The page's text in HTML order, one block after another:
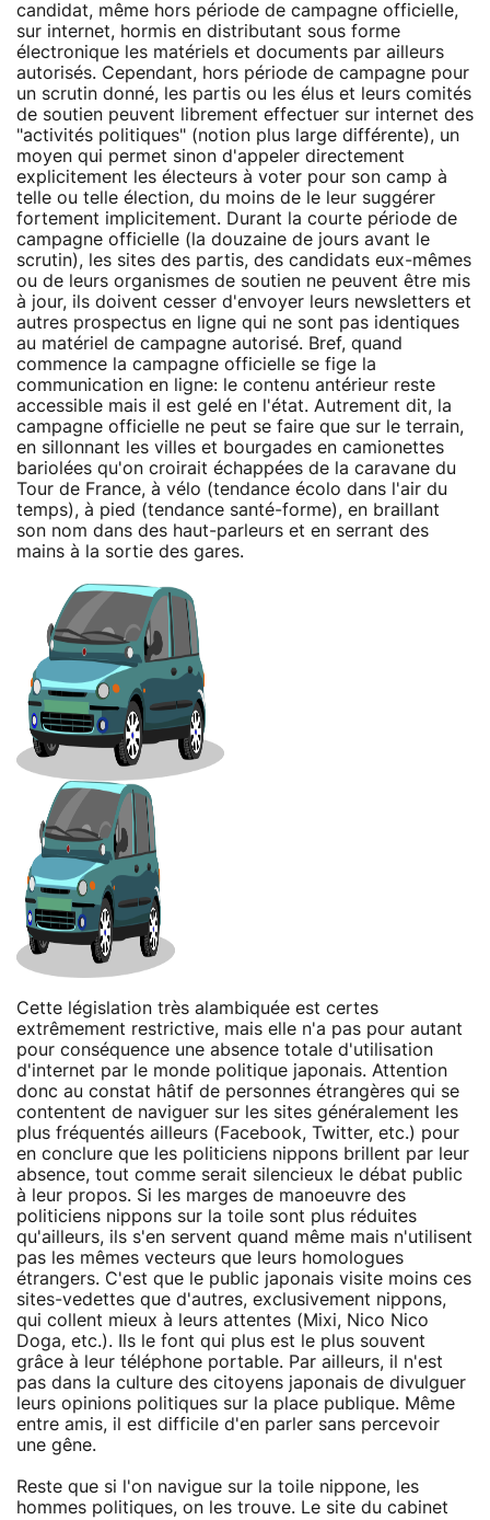
candidat, même hors période de campagne officielle,
sur internet, hormis en distributant sous forme
électronique les matériels et documents par ailleurs
autorisés. Cependant, hors période de campagne pour
un scrutin donné, les partis ou les élus et leurs comités
de soutien peuvent librement effectuer sur internet des
"activités politiques" (notion plus large différente), un
moyen qui permet sinon d'appeler directement
explicitement les électeurs à voter pour son camp à
telle ou telle élection, du moins de le leur suggérer
fortement implicitement. Durant la courte période de
campagne officielle (la douzaine de jours avant le
scrutin), les sites des partis, des candidats eux-mêmes
ou de leurs organismes de soutien ne peuvent être mis
à jour, ils doivent cesser d'envoyer leurs newsletters et
autres prospectus en ligne qui ne sont pas identiques
au matériel de campagne autorisé. Bref, quand
commence la campagne officielle se fige la
communication en ligne: le contenu antérieur reste
accessible mais il est gelé en l'état. Autrement dit, la
campagne officielle ne peut se faire que sur le terrain,
en sillonnant les villes et bourgades en camionettes
bariolées qu'on croirait échappées de la caravane du
Tour de France, à vélo (tendance écolo dans l'air du
temps), à pied (tendance santé-forme), en braillant
son nom dans des haut-parleurs et en serrant des
mains à la sortie des gares.
Cette législation très alambiquée est certes
extrêmement restrictive, mais elle n'a pas pour autant
pour conséquence une absence totale d'utilisation
d'internet par le monde politique japonais. Attention
donc au constat hâtif de personnes étrangères qui se
contentent de naviguer sur les sites généralement les
plus fréquentés ailleurs (Facebook, Twitter, etc.) pour
en conclure que les politiciens nippons brillent par leur
absence, tout comme serait silencieux le débat public
à leur propos. Si les marges de manoeuvre des
politiciens nippons sur la toile sont plus réduites
qu'ailleurs, ils s'en servent quand même mais n'utilisent
pas les mêmes vecteurs que leurs homologues
étrangers. C'est que le public japonais visite moins ces
sites-vedettes que d'autres, exclusivement nippons,
qui collent mieux à leurs attentes (Mixi, Nico Nico
Doga, etc.). Ils le font qui plus est le plus souvent
grâce à leur téléphone portable. Par ailleurs, il n'est
pas dans la culture des citoyens japonais de divulguer
leurs opinions politiques sur la place publique. Même
entre amis, il est difficile d'en parler sans percevoir
une gêne.
Reste que si l'on navigue sur la toile nippone, les
hommes politiques, on les trouve. Le site du cabinet